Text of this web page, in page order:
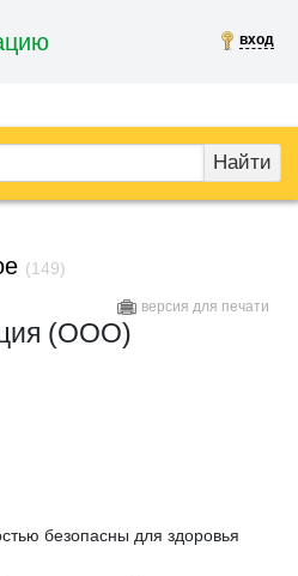
вход
Найти
(149)
версия для печати
(ООО)
безопасны для здоровья